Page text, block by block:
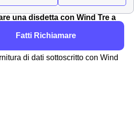
una disdetta con Wind Tre a
di dati sottoscritto con Wind
Fatti Richiamare